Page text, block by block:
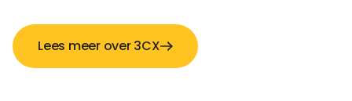
Lees meer over 3CX